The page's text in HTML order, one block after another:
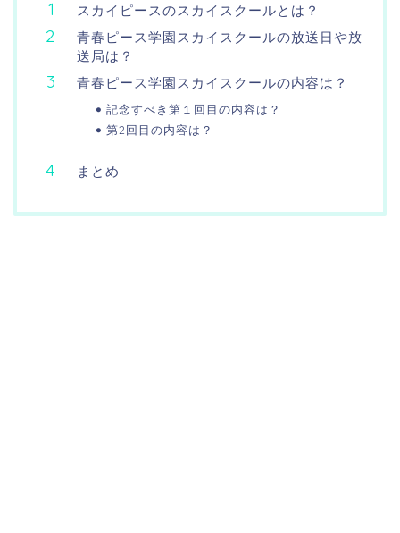
スカイピースのスカイスクールとは？
青春ピース学園スカイスクールの放送日や放
送局は？
青春ピース学園スカイスクールの内容は？
記念すべき第１回目の内容は？
第2回目の内容は？
まとめ